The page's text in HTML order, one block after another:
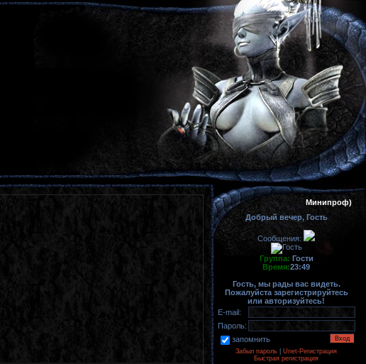
Минипроф)
Добрый вечер, Гость
Сообщения:
Группа: Гости
Время:23:49
Гость, мы рады вас видеть.
Пожалуйста зарегистрируйтесь
или авторизуйтесь!
E-mail:
Пароль:
запомнить
Забыл пароль
Unet-Регистрация
Быстрая регистрация